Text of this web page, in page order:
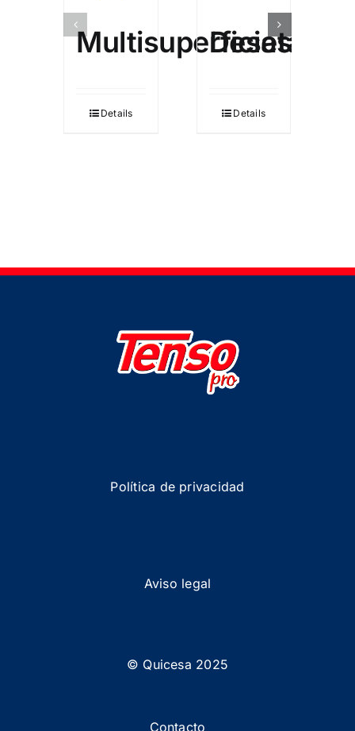
Multisuperficies
Details Details
Política de privacidad
Aviso legal
© Quicesa 2025
Contacto